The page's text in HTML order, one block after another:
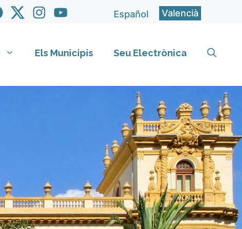
Español Valencià
Els Municipis Seu Electrònica